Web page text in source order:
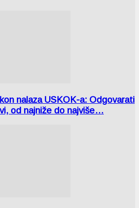
nalaza USKOK-a: Odgovarati
od najniže do najviše…